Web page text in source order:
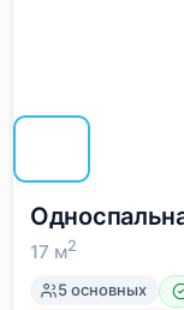
17 м2
5 основных